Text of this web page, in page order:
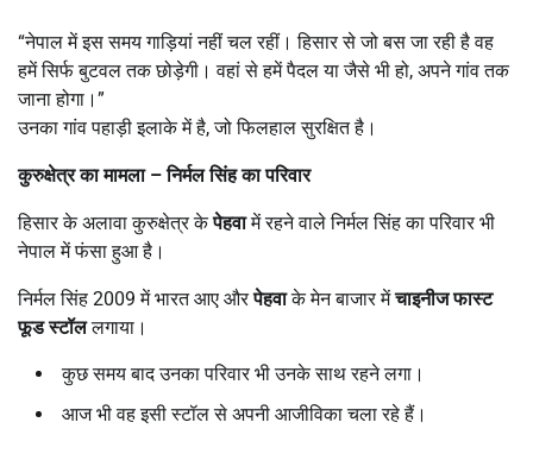
“नेपाल में इस समय गाड़ियां नहीं चल रहीं। हिसार से जो बस जा रही है वह
हमें सिर्फ बुटवल तक छोड़ेगी। वहां से हमें पैदल या जैसे भी हो, अपने गांव तक
जाना होगा।”
उनका गांव पहाड़ी इलाके में है, जो फिलहाल सुरक्षित है।
कुरुक्षेत्र का मामला –निर्मल सिंह का परिवार
हिसार के अलावा कुरुक्षेत्र केपेहवामें रहने वाले निर्मल सिंह का परिवार भी
नेपाल में फंसा हुआ है।
निर्मल सिंह 2009 में भारत आए औरपेहवाके मेन बाजार मेंचाइनीज फास्ट
फूड स्टॉललगाया।
कुछ समय बाद उनका परिवार भी उनके साथ रहने लगा।
आज भी वह इसी स्टॉल से अपनी आजीविका चला रहे हैं।